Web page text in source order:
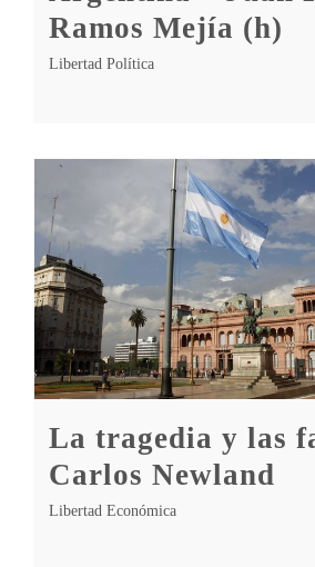
Ramos Mejía (h)
Libertad Política
La tragedia y las
Carlos Newland
Libertad Económica